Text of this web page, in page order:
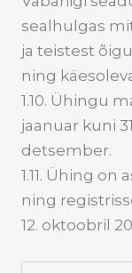
sealhulgas
ja teistest
ning
1.10. Ühingu
jaanuar kuni
detsember.
1.11. Ühing on
ning
12. oktoobril